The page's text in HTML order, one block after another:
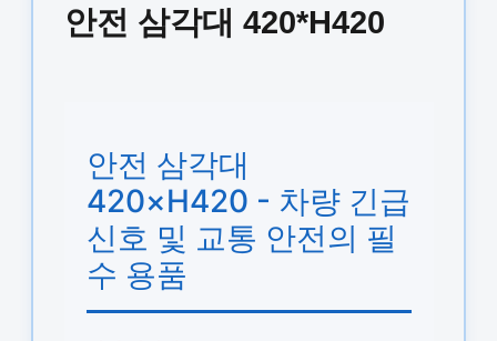
안전 삼각대 420*H420
안전 삼각대
420×H420 - 차량 긴급
신호 및 교통 안전의 필
수 용품